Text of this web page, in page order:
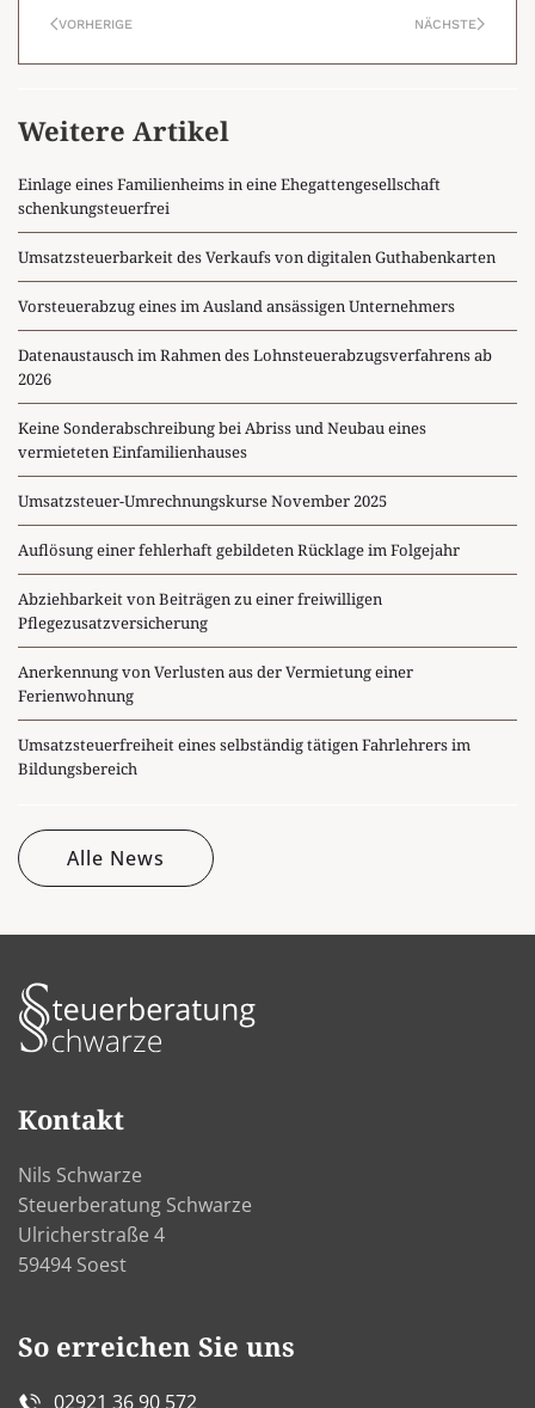
VORHERIGE NÄCHSTE
Weitere Artikel
Einlage eines Familienheims in eine Ehegattengesellschaft
schenkungsteuerfrei
Umsatzsteuerbarkeit des Verkaufs von digitalen Guthabenkarten
Vorsteuerabzug eines im Ausland ansässigen Unternehmers
Datenaustausch im Rahmen des Lohnsteuerabzugsverfahrens ab
2026
Keine Sonderabschreibung bei Abriss und Neubau eines
vermieteten Einfamilienhauses
Umsatzsteuer-Umrechnungskurse November 2025
Auflösung einer fehlerhaft gebildeten Rücklage im Folgejahr
Abziehbarkeit von Beiträgen zu einer freiwilligen
Pflegezusatzversicherung
Anerkennung von Verlusten aus der Vermietung einer
Ferienwohnung
Umsatzsteuerfreiheit eines selbständig tätigen Fahrlehrers im
Bildungsbereich
Alle News
Kontakt
Nils Schwarze
Steuerberatung Schwarze
Ulricherstraße 4
59494 Soest
So erreichen Sie uns
02921 36 90 572